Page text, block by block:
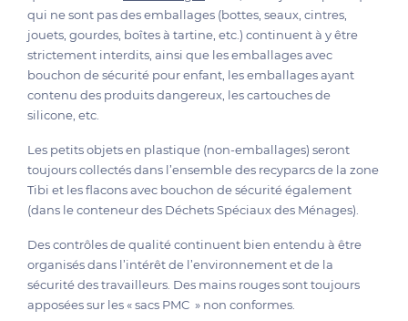
qui ne sont pas des emballages (bottes, seaux, cintres,
jouets, gourdes, boîtes à tartine, etc.) continuent à y être
strictement interdits, ainsi que les emballages avec
bouchon de sécurité pour enfant, les emballages ayant
contenu des produits dangereux, les cartouches de
silicone, etc.
Les petits objets en plastique (non-emballages) seront
toujours collectés dans l’ensemble des recyparcs de la zone
Tibi et les flacons avec bouchon de sécurité également
(dans le conteneur des Déchets Spéciaux des Ménages).
Des contrôles de qualité continuent bien entendu à être
organisés dans l’intérêt de l’environnement et de la
sécurité des travailleurs. Des mains rouges sont toujours
apposées sur les « sacs PMC » non conformes.